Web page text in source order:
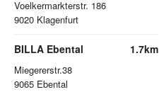
Voelkermarkterstr. 186
9020 Klagenfurt
BILLA Ebental
Miegererstr.38
9065 Ebental
1.7km